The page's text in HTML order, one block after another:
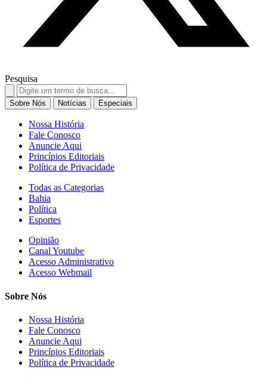
Pesquisa
Search
for:
Sobre Nós Notícias Especiais
Nossa História
Fale Conosco
Anuncie Aqui
Princípios Editoriais
Política de Privacidade
Todas as Categorias
Bahia
Política
Esportes
Opinião
Canal Youtube
Acesso Administrativo
Acesso Webmail
Sobre Nós
Nossa História
Fale Conosco
Anuncie Aqui
Princípios Editoriais
Política de Privacidade